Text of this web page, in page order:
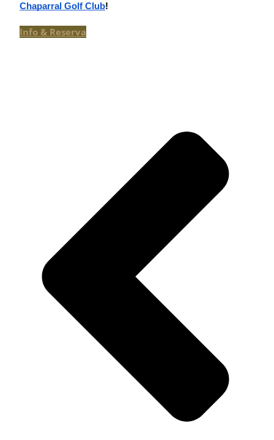
Chaparral Golf Club!
Info & Reserva